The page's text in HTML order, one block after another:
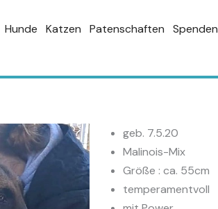
Hunde Katzen Patenschaften Spenden
geb. 7.5.20
Malinois-Mix
Größe : ca. 55cm
temperamentvoll